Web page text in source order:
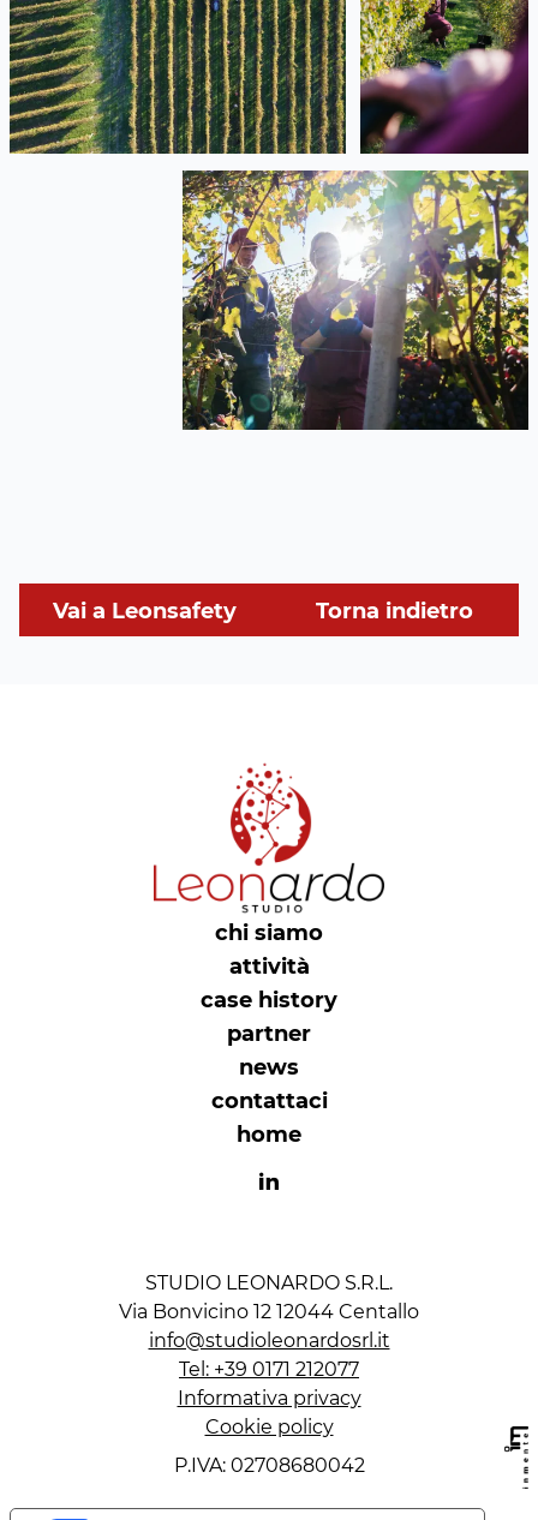
Vai a Leonsafety Torna indietro
chi siamo
attività
case history
partner
news
contattaci
home
STUDIO LEONARDO S.R.L.
Via Bonvicino 12 12044 Centallo
info@studioleonardosrl.it
Tel: +39 0171 212077
Informativa privacy
Cookie policy
P.IVA: 02708680042